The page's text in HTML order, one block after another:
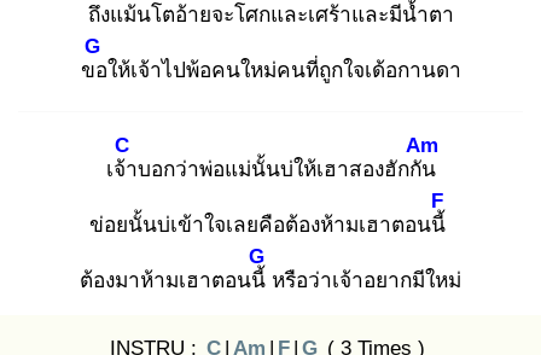
ถึงแม้นโตอ้ายจะโศกและเศร้าและมีน้ำตา
ขอ
G
ให้เจ้าไปพ้อคนใหม่คนที่ถูกใจเด้อกานดา
เจ้า
C
บอกว่าพ่อแม่นั้นบ่ให้เฮาสองฮักกัน
Am
ข่อยนั้นบ่เข้าใจเลยคือต้องห้ามเฮาตอนนี้
F
ต้องมาห้ามเฮาตอนนี้
G
หรือว่าเจ้าอยากมีใหม่
INSTRU : C | Am | F | G ( 3 Times )